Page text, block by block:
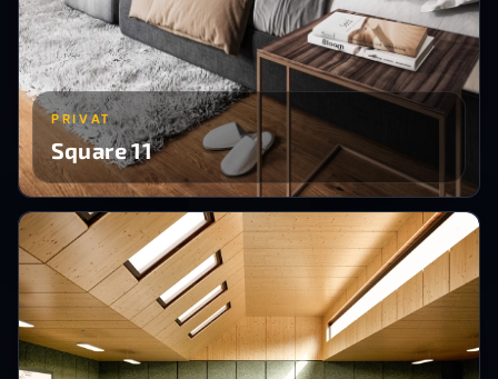
PRIVAT
Square 11